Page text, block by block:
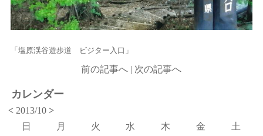
「塩原渓谷遊歩道 ビジター入口」
前の記事へ | 次の記事へ
カレンダー
< 2013/10>
日
月 火 水 木 金
土